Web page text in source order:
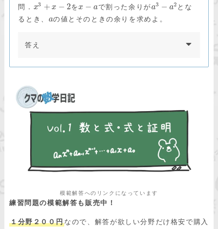
問． x3 + x − 2をx − aで割った余りがa3 − a2 とな
るとき、 aの値とそのときの余りを求めよ。
答え
模範解答へのリンクになっています
練習問題の模範解答も販売中！
１分野２００円なので、解答が欲しい分野だけ格安で購入